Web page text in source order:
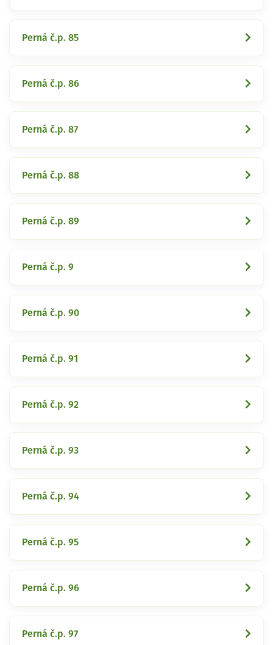
Perná č.p. 85
Perná č.p. 86
Perná č.p. 87
Perná č.p. 88
Perná č.p. 89
Perná č.p. 9
Perná č.p. 90
Perná č.p. 91
Perná č.p. 92
Perná č.p. 93
Perná č.p. 94
Perná č.p. 95
Perná č.p. 96
Perná č.p. 97